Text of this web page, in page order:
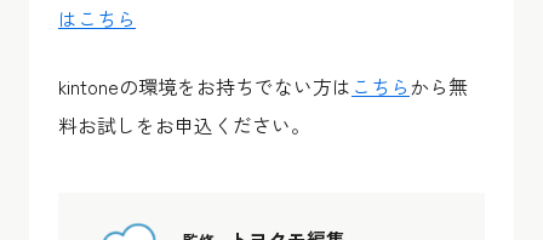
はこちら
kintoneの環境をお持ちでない方は こちらから無
料お試しをお申込ください。